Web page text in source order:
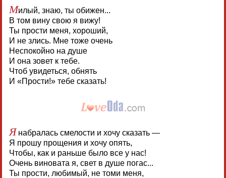
Милый, знаю, ты обижен...
В том вину свою я вижу!
Ты прости меня, хороший,
И не злись. Мне тоже очень
Неспокойно на душе
И она зовет к тебе.
Чтоб увидеться, обнять
И «Прости!» тебе сказать!
Янабралась смелости и хочу сказать —
Я прошу прощения и хочу опять,
Чтобы, как и раньше было все у нас!
Очень виновата я, свет в душе погас...
Ты прости, любимый, не томи меня,